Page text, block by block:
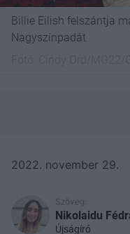
Billie Eilish felszántja
Nagyszínpadát
2022. november 29.
Szöveg:
Nikolaidu
Újságíró